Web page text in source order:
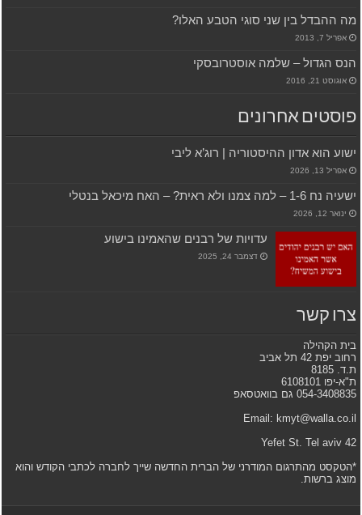
מה ההבדל בין שני סוגי הטבע האלו?
אפריל 7, 2013
הנס הגדול – שלמה אוסטרובסקי
אוגוסט 21, 2016
פוסטים אחרונים
ישוע הוא אדון ההיסטוריה | רוג’א ליבי
אפריל 13, 2026
ישעיה נח 1-6 – למה צמנו ולא ראית? – האח מיכאל בנטלי
ינואר 12, 2026
עדויות של רבנים שהאמינו בישוע
דצמבר 24, 2025
צרו קשר
בית הקהילה
רחוב יפת 42 תל אביב
ת.ד. 8185
ת"א-יפו 6108101
054-3408835 גם בוואטסאפ
Email: kmyt@walla.co.il
42 Yefet St. Tel aviv
*הטקסט מהתרגום המודרני של הברית החדשה שייך לחברה לכתבי הקודש והוא
מוצג ברשות.